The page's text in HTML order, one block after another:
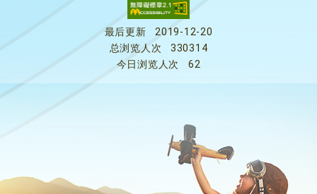
最后更新
2019-12-20
总浏览人次
330314
今日浏览人次
62